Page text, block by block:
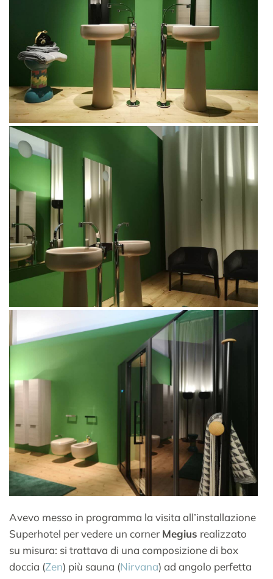
Avevo messo in programma la visita all’installazione
Superhotel per vedere un corner Megius realizzato
su misura: si trattava di una composizione di box
doccia (Zen) più sauna (Nirvana) ad angolo perfetta